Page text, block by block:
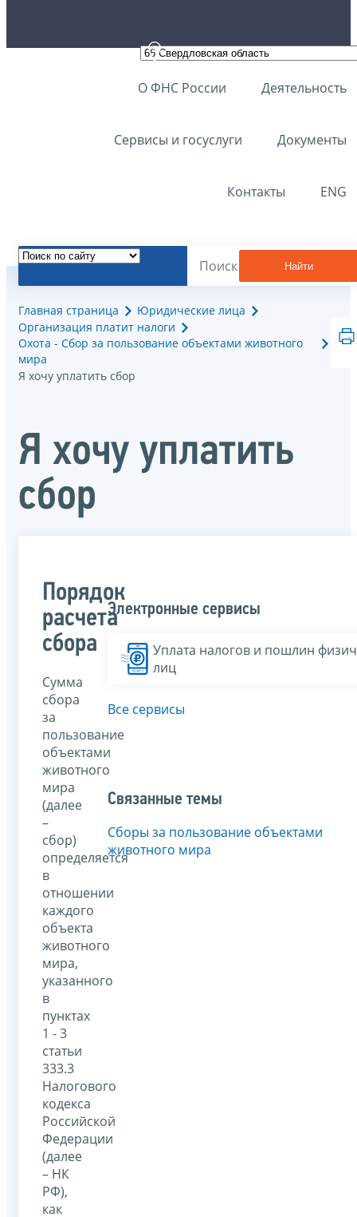
О ФНС России Деятельность
Сервисы и госуслуги Документы
Контакты ENG
Найти
Главная страница
Юридические лица
Организация платит налоги
Охота - Сбор за пользование объектами животного
мира
Я хочу уплатить сбор
Я хочу уплатить
сбор
Порядок
расчета
сбора
Сумма
сбора
за
пользование
объектами
животного
мира
(далее
–
сбор)
определяется
в
отношении
каждого
объекта
животного
мира,
указанного
в
пунктах
1 - 3
статьи
333.3
Налогового
кодекса
Российской
Федерации
(далее
– НК
РФ),
как
Электронные сервисы
Уплата налогов и пошлин
лиц
Все сервисы
Связанные темы
Сборы за пользование объектами
животного мира